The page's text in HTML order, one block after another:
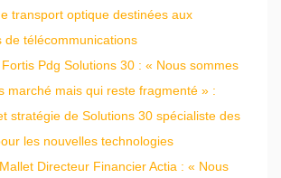
transport optique destinées aux
de télécommunications
Pdg Solutions 30 : « Nous sommes
marché mais qui reste fragmenté » :
stratégie de Solutions 30 spécialiste des
les nouvelles technologies
Directeur Financier Actia : « Nous